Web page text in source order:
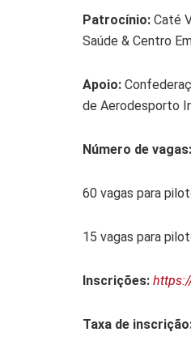
Patrocínio: Caté
Saúde & Centro
Apoio:
de Aerodesporto
Número de vagas:
60 vagas para
15 vagas para
Inscrições:
Taxa de